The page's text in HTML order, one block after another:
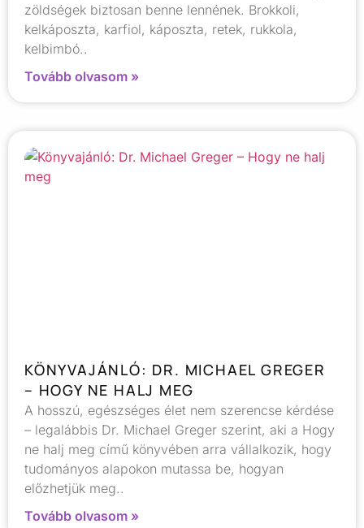
zöldségek biztosan benne lennének. Brokkoli,
kelkáposzta, karfiol, káposzta, retek, rukkola,
kelbimbó..
Tovább olvasom »
KÖNYVAJÁNLÓ: DR. MICHAEL GREGER
– HOGY NE HALJ MEG
A hosszú, egészséges élet nem szerencse kérdése
– legalábbis Dr. Michael Greger szerint, aki a Hogy
ne halj meg című könyvében arra vállalkozik, hogy
tudományos alapokon mutassa be, hogyan
előzhetjük meg..
Tovább olvasom »